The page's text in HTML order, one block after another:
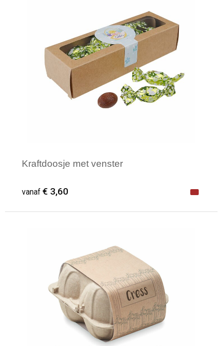
Kraftdoosje met venster
vanaf € 3,60
Minimale afname: 50